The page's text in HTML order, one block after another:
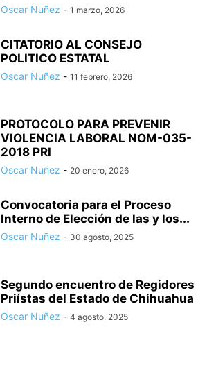
Oscar Nuñez - 1 marzo, 2026
CITATORIO AL CONSEJO
POLITICO ESTATAL
Oscar Nuñez - 11 febrero, 2026
PROTOCOLO PARA PREVENIR
VIOLENCIA LABORAL NOM-035-
2018 PRI
Oscar Nuñez - 20 enero, 2026
Convocatoria para el Proceso
Interno de Elección de las y los...
Oscar Nuñez - 30 agosto, 2025
Segundo encuentro de Regidores
Priístas del Estado de Chihuahua
Oscar Nuñez - 4 agosto, 2025